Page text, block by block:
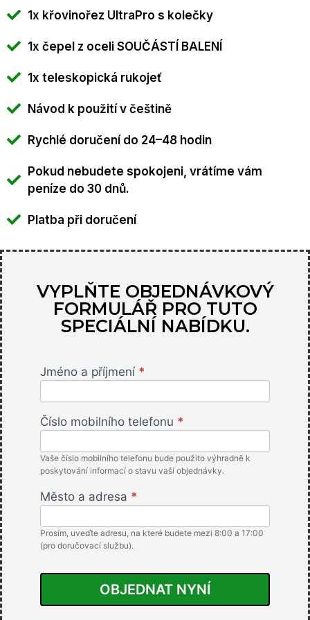
1x křovinořez UltraPro s kolečky
1x čepel z oceli SOUČÁSTÍ BALENÍ
1x teleskopická rukojeť
Návod k použití v češtině
Rychlé doručení do 24–48 hodin
Pokud nebudete spokojeni, vrátíme vám
peníze do 30 dnů.
Platba při doručení
VYPLŇTE OBJEDNÁVKOVÝ
FORMULÁŘ PRO TUTO
SPECIÁLNÍ NABÍDKU.
Fast
Rotorazer
- CZK -
Jméno a příjmení *
Číslo mobilního telefonu *
Vaše číslo mobilního telefonu bude použito výhradně k
poskytování informací o stavu vaší objednávky.
Město a adresa *
Prosím, uveďte adresu, na které budete mezi 8:00 a 17:00
(pro doručovací službu).
OBJEDNAT NYNÍ